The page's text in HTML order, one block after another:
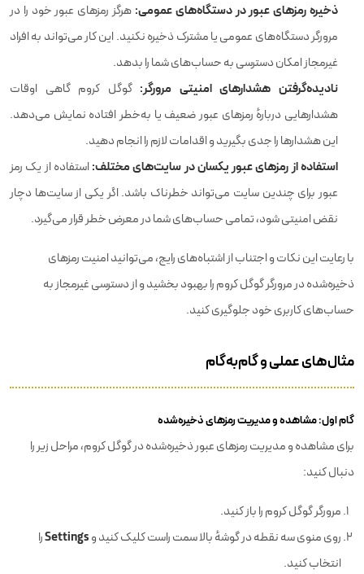
ذخیره رمزهای عبور در دستگاه‌های عمومی: هرگز رمزهای عبور خود را در
مرورگر دستگاه‌های عمومی یا مشترک ذخیره نکنید. این کار می‌تواند به افراد
غیرمجاز امکان دسترسی به حساب‌های شما را بدهد.
نادیده‌گرفتن هشدارهای امنیتی مرورگر: گوگل کروم گاهی اوقات
هشدارهایی دربارهٔ رمزهای عبور ضعیف یا به‌خطر افتاده نمایش می‌دهد.
این هشدارها را جدی بگیرید و اقدامات لازم را انجام دهید.
استفاده از رمزهای عبور یکسان در سایت‌های مختلف:استفاده از یک رمز
عبور برای چندین سایت می‌تواند خطرناک باشد. اگر یکی از سایت‌ها دچار
نقض امنیتی شود، تمامی حساب‌های شما در معرض خطر قرار می‌گیرد.
با رعایت این نکات و اجتناب از اشتباه‌های رایج، می‌توانید امنیت رمزهای
ذخیره‌شده در مرورگر گوگل کروم را بهبود بخشید و از دسترسی غیرمجاز به
حساب‌های کاربری خود جلوگیری کنید.
مثال‌های عملی و گام‌به‌گام
گام اول: مشاهده و مدیریت رمزهای ذخیره‌شده
برای مشاهده و مدیریت رمزهای عبور ذخیره‌شده در گوگل کروم، مراحل زیر را
دنبال کنید:
مرورگر گوگل کروم را باز کنید.
روی منوی سه نقطه در گوشهٔ بالا سمت راست کلیک کنید وSettingsرا
انتخاب کنید.